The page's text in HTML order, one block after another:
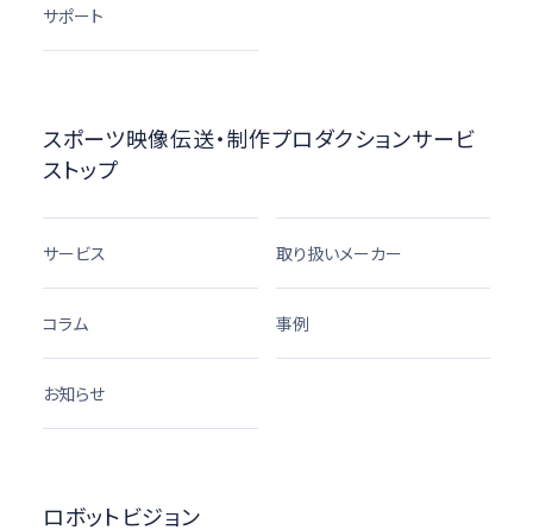
サポート
スポーツ映像伝送・制作プロダクションサービ
ストップ
サービス 取り扱いメーカー
コラム 事例
お知らせ
ロボットビジョン